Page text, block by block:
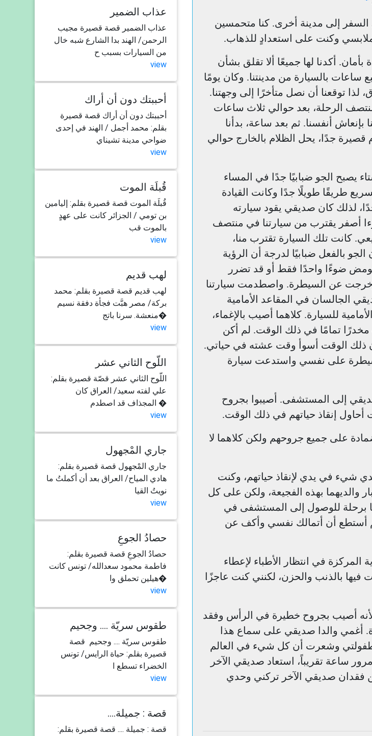
عذاب الضمير
عذاب الضمير قصة قصيرة مجيب
الرحمن/ الهند بدا الشارع شبه خال
من السيارات بسبب ح
view
أحببتك دون أن أراك
أحببتك دون أن أراك قصة قصيرة
بقلم: محمد أجمل / الهند في إحدى
ضواحي مدينة تشيناي
view
قُبلَة الموت
قُبلَة الموت قصة قصيرة بقلم: إليامين
بن تومي / الجزائر كانت على عهدٍ
بالموت قب
view
لهب قديم
لهب قديم قصة قصيرة بقلم: محمد
بركة/ مصر هبَّت فجأة دفقة نسيم
منعشة. سرنا باتج�
view
اللّوح الثاني عشر
اللّوح الثاني عشر قصّة قصيرة بقلم:
علي لفته سعيد/ العراق كان
المجذاف قد اصطدم �
view
جاري المْجهول
جاري المْجهول قصة قصيرة بقلم:
هادي المياح/ العراق بعد أن أكملتُ ما
نويتُ القيا
view
حصادُ الجوعِ
حصادُ الجوعِ قصة قصيرة بقلم:
فاطمة محمود سعدالله/ تونس كانت
هيلين تحملق وا�
view
طقوس سريّة .... وجحيم
قصيرة بقلم: حياة الرايس/ تونس
الخضراء تسطع ا
view
....قصة : جميلة
قصة : جميلة .... قصة قصيرة بقلم:
إلى مدينة أخرى. كنا متحمسين
وكنت على استعدادٍ للذهاب.
أكدنا لها جميعًا ألا تقلق بشأن
ساعات بالسيارة من مدينتنا. وكان يومًا
لذا توقعنا أن نصل متأخرًا إلى وجهتنا.
منتصف الرحلة، بعد حوالي ثلاث ساعات
بإنعاش أنفسنا. ثم بعد ساعة، بدأنا
قصيرة جدًا، يحل الظلام بالخارج حوالي
يصبح الجو ضبابيًا جدًا في المساء
طريقًا طويلًا جدًا وكانت القيادة
لذلك كان صديقي يقود سيارته
أصفر يقترب من سيارتنا في منتصف
كانت تلك السيارة تقترب منا،
بالفعل ضبابيًا لدرجة أن الرؤية
ضوءًا واحدًا فقط أو قد تضرر
وخرجت عن السيطرة. واصطدمت سيارتنا
الجالسان في المقاعد الأمامية
للسيارة. كلاهما أصيب بالإغماء،
تمامًا في ذلك الوقت. لم أكن
ذلك الوقت أسوأ وقت عشته في حياتي.
على نفسي واستدعت سيارة
إلى المستشفى. أصيبوا بجروح
إنقاذ حياتهم في ذلك الوقت.
على جميع جروحهم ولكن كلاهما لا
شيء في يدي لإنقاذ حياتهم، وكنت
والديهما بهذه الفجيعة، ولكن على كل
برحلة للوصول إلى المستشفى في
أستطع أن أتمالك نفسي وأكف عن
المركزة في انتظار الأطباء لإعطاء
بالذنب والحزن، لكنني كنت عاجزًا
أصيب بجروح خطيرة في الرأس وفقد
أغمي والدا صديقي على سماع هذا
طفولتي وشعرت أن كل شيء في العالم
ساعة تقريباً، استعاد صديقي الآخر
فقدان صديقي الآخر تركني وحدي